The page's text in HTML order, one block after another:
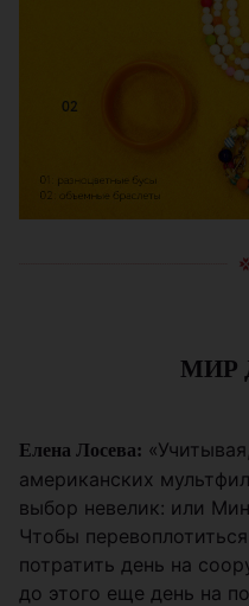
МИР
Елена Лосева:
американских
выбор невелик: или
Чтобы
потратить день на
до этого еще день на